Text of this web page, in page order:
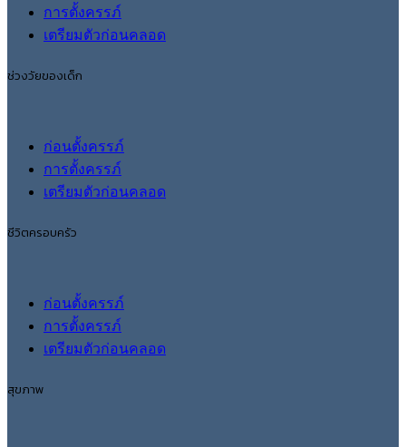
การตั้งครรภ์
เตรียมตัวก่อนคลอด
ช่วงวัยของเด็ก
ก่อนตั้งครรภ์
การตั้งครรภ์
เตรียมตัวก่อนคลอด
ชีวิตครอบครัว
ก่อนตั้งครรภ์
การตั้งครรภ์
เตรียมตัวก่อนคลอด
สุขภาพ